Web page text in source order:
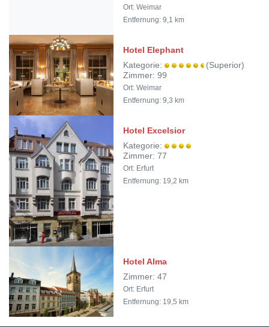
Ort: Weimar
Entfernung: 9,1 km
Hotel Elephant
Kategorie:
(Superior)
Zimmer: 99
Ort: Weimar
Entfernung: 9,3 km
Hotel Excelsior
Kategorie:
Zimmer: 77
Ort: Erfurt
Entfernung: 19,2 km
Hotel Alma
Zimmer: 47
Ort: Erfurt
Entfernung: 19,5 km